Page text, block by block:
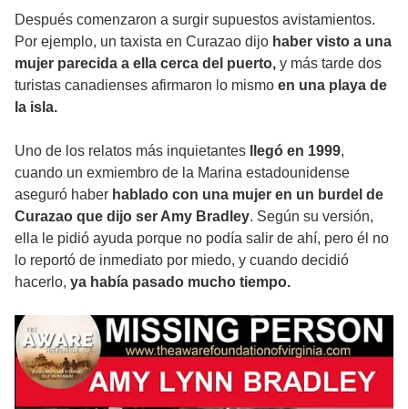
Después comenzaron a surgir supuestos avistamientos.
Por ejemplo, un taxista en Curazao dijo haber visto a una
mujer parecida a ella cerca del puerto, y más tarde dos
turistas canadienses afirmaron lo mismo en una playa de
la isla.
Uno de los relatos más inquietantes llegó en 1999,
cuando un exmiembro de la Marina estadounidense
aseguró haber hablado con una mujer en un burdel de
Curazao que dijo ser Amy Bradley. Según su versión,
ella le pidió ayuda porque no podía salir de ahí, pero él no
lo reportó de inmediato por miedo, y cuando decidió
hacerlo, ya había pasado mucho tiempo.